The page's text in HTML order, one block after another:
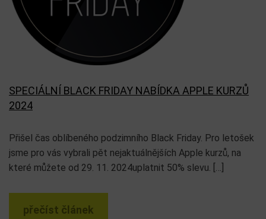
SPECIÁLNÍ BLACK FRIDAY NABÍDKA APPLE KURZŮ
2024
Přišel čas oblíbeného podzimního Black Friday. Pro letošek
jsme pro vás vybrali pět nejaktuálnějších Apple kurzů, na
které můžete od 29. 11. 2024uplatnit 50% slevu. […]
přečíst článek